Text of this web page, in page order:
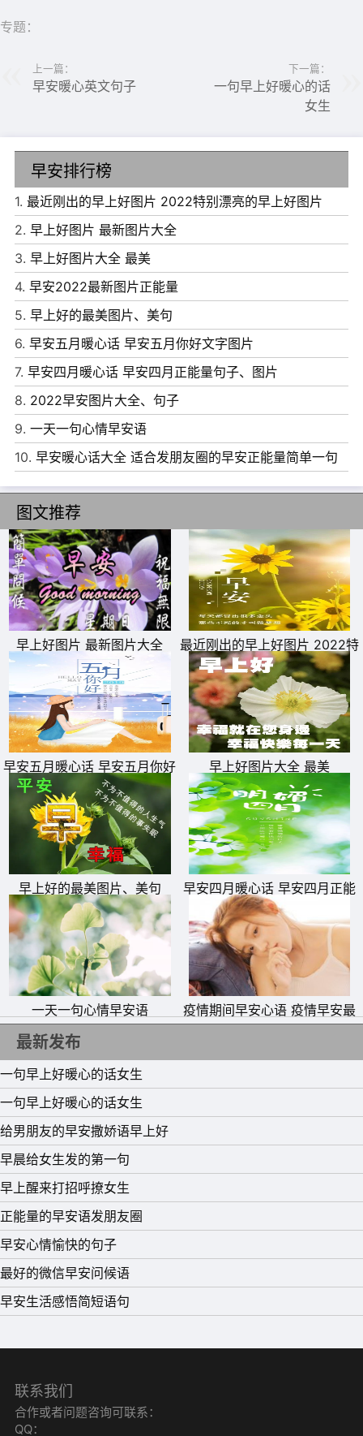
6、握一束清晨光，轻轻放在你的脸庞，带给你一天的清
凉，愿你从睡梦中醒来，看到满眼的期望，心中充满宁静与
安详，那是我送你的完美愿望，早安!
7、吵过，闹过，疯狂过，却从来没有后悔过，我们越来越
笃定地相信，天长地久也不久。早安!
8、耿耿于怀着过去和忐忑不安着未来的人，也常常挥霍无
度着现在。早上好!
9、是闪动的群星为天空织下美丽，是汹涌的浪花为大海増
添气势，是你的走入让我感到幸福，把最美的祝福留给你，
老婆，早安!
10、太阳出，公鸡叫，愉快心情就要到。黑夜走，白昼来，
开心一天就要来。钟儿响，铃儿闹，快快起床去报到。祝早
安快乐每一天!
11、阳光下灿烂，风雨中奔跑，做自己的梦，走自己的路，
活在当下!人生无法做到完美，我们就尽力好了，剩下的交
给命运。早安!
12、你是我永远的春天，是我美丽的风景，一生与你不离不
弃，每天准时给你一句早安。
13、春风如梦风过无痕，只为心的思念，遥寄一份浓浓的祝
福。亲爱的，给我一个轻轻的早安吻。
15、只有心境简单了，才能有心思经营生活;只有生活简单
了，才能有时间享受人生!早安，亲爱的。
专题：
上一篇：
早安暖心英文句子
下一篇：
一句早上好暖心的话
女生
早安排行榜
1. 最近刚出的早上好图片 2022特别漂亮的早上好图片
2. 早上好图片 最新图片大全
3. 早上好图片大全 最美
4. 早安2022最新图片正能量
5. 早上好的最美图片、美句
6. 早安五月暖心话 早安五月你好文字图片
7. 早安四月暖心话 早安四月正能量句子、图片
8. 2022早安图片大全、句子
9. 一天一句心情早安语
10. 早安暖心话大全 适合发朋友圈的早安正能量简单一句
话
图文推荐
早上好图片 最新图片大全
最近刚出的早上好图片 2022特
别漂亮的早上好图片
早安五月暖心话 早安五月你好
文字图片
早上好图片大全 最美
早上好的最美图片、美句
早安四月暖心话 早安四月正能
量句子、图片
一天一句心情早安语
疫情期间早安心语 疫情早安最
暖心的一句话
最新发布
一句早上好暖心的话女生
一句早上好暖心的话女生
给男朋友的早安撒娇语早上好
早晨给女生发的第一句
早上醒来打招呼撩女生
正能量的早安语发朋友圈
早安心情愉快的句子
最好的微信早安问候语
早安生活感悟简短语句
联系我们
合作或者问题咨询可联系：
QQ：